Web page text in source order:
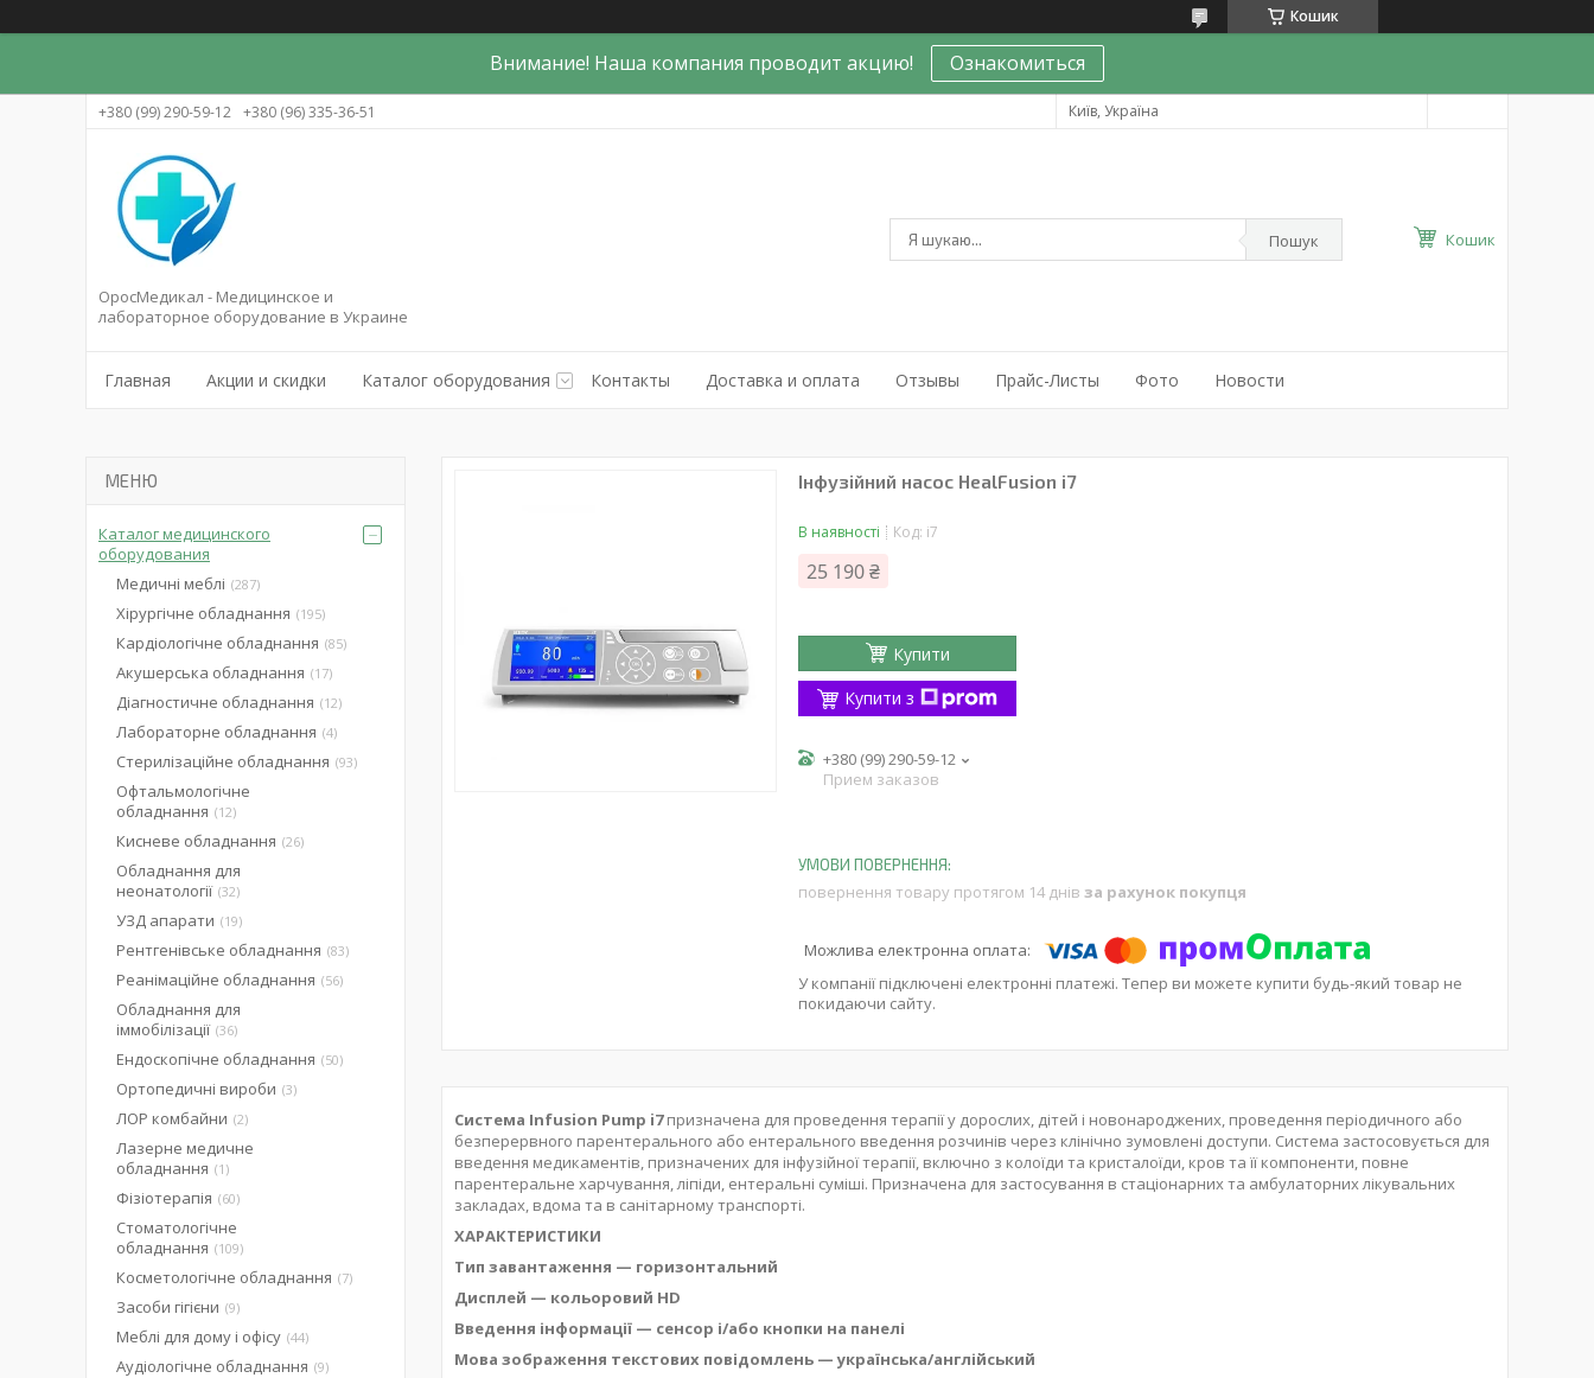
Кошик
Внимание! Наша компания проводит акцию! Ознакомиться
+380 (99) 290-59-12 +380 (96) 335-36-51 Київ, Україна
ОросМедикал - Медицинское и
лабораторное оборудование в Украине
Пошук Кошик
Главная Акции и скидки Каталог оборудования Контакты Доставка и оплата Отзывы Прайс-Листы Фото Новости
Інфузійний насос HealFusion i7
В наявності Код: і7
25 190 ₴
Купити
Купити з
+380 (99) 290-59-12
Прием заказов
повернення товару протягом 14 днів за рахунок покупця
У компанії підключені електронні платежі. Тепер ви можете купити будь-який товар не
покидаючи сайту.
Система Infusion Pump i7призначена для проведення терапії у дорослих, дітей і новонароджених, проведення періодичного або
безперервного парентерального або ентерального введення розчинів через клінічно зумовлені доступи. Система застосовується для
введення медикаментів, призначених для інфузійної терапії, включно з колоїди та кристалоїди, кров та її компоненти, повне
парентеральне харчування, ліпіди, ентеральні суміші. Призначена для застосування в стаціонарних та амбулаторних лікувальних
закладах, вдома та в санітарному транспорті.
ХАРАКТЕРИСТИКИ
Тип завантаження — горизонтальний
Дисплей — кольоровий НD
Введення інформації — сенсор і/або кнопки на панелі
Мова зображення текстових повідомлень — українська/англійський
Каталог медицинского
оборудования
Медичні меблі 287
Хірургічне обладнання 195
Кардіологічне обладнання 85
Акушерська обладнання 17
Діагностичне обладнання 12
Лабораторне обладнання 4
Стерилізаційне обладнання 93
Офтальмологічне
обладнання
12
Кисневе обладнання 26
Обладнання для
неонатології 32
УЗД апарати 19
Рентгенівське обладнання 83
Реанімаційне обладнання 56
Обладнання для
іммобілізації 36
Ендоскопічне обладнання 50
Ортопедичні вироби 3
ЛОР комбайни 2
Лазерне медичне
обладнання
1
Фізіотерапія 60
Стоматологічне
обладнання
109
Косметологічне обладнання 7
Засоби гігієни 9
Меблі для дому і офісу 44
Аудіологічне обладнання 9